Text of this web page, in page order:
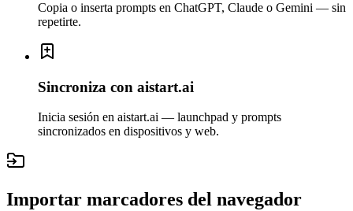
Copia o inserta prompts en ChatGPT, Claude o Gemini — sin
repetirte.
Sincroniza con aistart.ai
Inicia sesión en aistart.ai — launchpad y prompts
sincronizados en dispositivos y web.
Importar marcadores del navegador